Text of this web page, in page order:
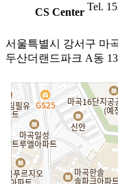
CS Center Tel.
서울특별시 강서구 마
두산더랜드파크 A동